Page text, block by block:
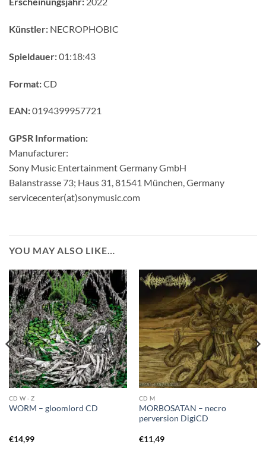
Künstler: NECROPHOBIC
Spieldauer:01:18:43
Format:CD
EAN:0194399957721
GPSR Information:
Manufacturer:
Sony Music Entertainment Germany GmbH
Balanstrasse 73; Haus 31, 81541 München, Germany
servicecenter(at)sonymusic.com
YOU MAY ALSO LIKE…
CD W - Z
WORM – gloomlord CD
€14,99
CD M
MORBOSATAN – necro
perversion DigiCD
€11,49